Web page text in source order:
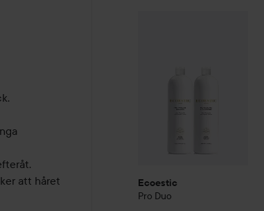
att håret
Ecoestic
Pro Duo